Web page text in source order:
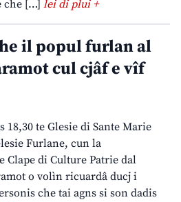
che […] lei di plui +
il popul furlan al
cul cjâf e vîf
18,30 te Glesie di Sante Marie
Furlane, cun la
Clape di Culture Patrie dal
o volìn ricuardâ ducj i
che tai agns si son dadis